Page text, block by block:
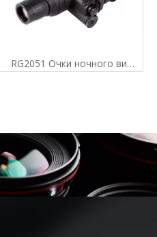
RG2051 Очки ночного видения Бинокулярный прицел